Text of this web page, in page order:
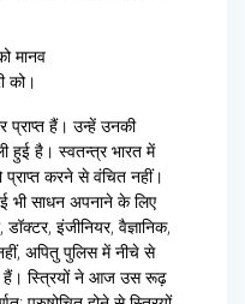
मानव
को।
प्राप्त हैं। उन्हें उनकी
हुई है। स्वतन्त्र भारत में
करने से वंचित नहीं।
भी साधन अपनाने के लिए
इंजीनियर, वैज्ञानिक,
अपितु पुलिस में नीचे से
हैं। स्त्रियों ने आज उस रूढ़